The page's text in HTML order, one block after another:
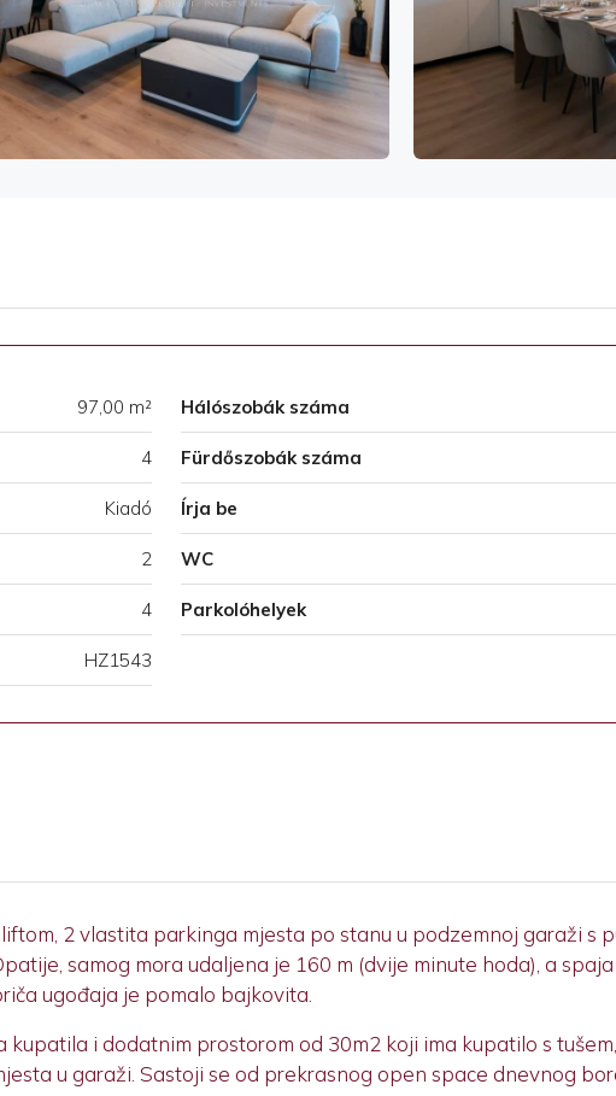
97,00 m² Hálószobák száma
4 Fürdőszobák száma
Kiadó Írja be
2 WC
4 Parkolóhelyek
HZ1543
2 vlastita parkinga mjesta po stanu u podzemnoj garaži s
samog mora udaljena je 160 m (dvije minute hoda), a
ugođaja je pomalo bajkovita.
i dodatnim prostorom od 30m2 koji ima kupatilo s
u garaži. Sastoji se od prekrasnog open space dnevnog